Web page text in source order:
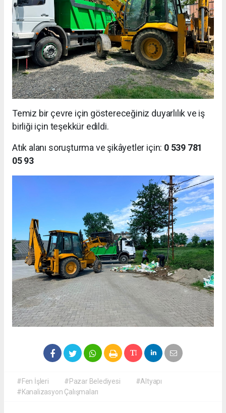
Temiz bir çevre için göstereceğiniz duyarlılık ve iş
birliği için teşekkür edildi.
Atık alanı soruşturma ve şikâyetler için: 0 539 781
05 93
#Fen İşleri #Pazar Belediyesi
#Altyapı
#Kanalizasyon Çalışmaları